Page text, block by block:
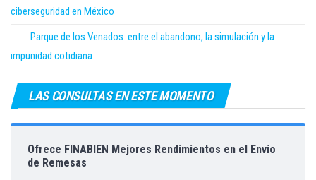
ciberseguridad en México
Parque de los Venados: entre el abandono, la simulación y la
impunidad cotidiana
LAS CONSULTAS EN ESTE MOMENTO
Ofrece FINABIEN Mejores Rendimientos en el Envío
de Remesas